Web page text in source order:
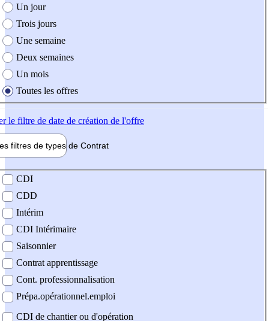
création de l'offre
Un jour
Trois jours
Une semaine
Deux semaines
Un mois
Toutes les offres
le filtre de date de création de l'offre
filtres de types de Contrat
contrat
CDI
CDD
Intérim
CDI Intérimaire
Saisonnier
Contrat apprentissage
Cont. professionnalisation
Prépa.opérationnel.emploi
CDI de chantier ou d'opération